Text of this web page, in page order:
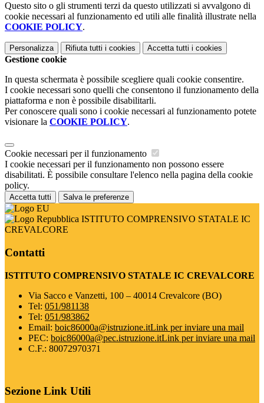
Questo sito o gli strumenti terzi da questo utilizzati si avvalgono di
cookie necessari al funzionamento ed utili alle finalità illustrate nella
COOKIE POLICY.
Personalizza Rifiuta tutti i cookies Accetta tutti i cookies
Gestione cookie
In questa schermata è possibile scegliere quali cookie consentire.
I cookie necessari sono quelli che consentono il funzionamento della
piattaforma e non è possibile disabilitarli.
Per conoscere quali sono i cookie necessari al funzionamento potete
visionare la COOKIE POLICY.
Cookie necessari per il funzionamento
I cookie necessari per il funzionamento non possono essere
disabilitati. È possibile consultare l'elenco nella pagina della cookie
policy.
Accetta tutti Salva le preferenze
ISTITUTO COMPRENSIVO STATALE IC
CREVALCORE
Contatti
ISTITUTO COMPRENSIVO STATALE IC CREVALCORE
Via Sacco e Vanzetti, 100 – 40014 Crevalcore (BO)
Tel: 051/981138
Tel: 051/983862
Email: boic86000a@istruzione.itLink per inviare una mail
PEC: boic86000a@pec.istruzione.itLink per inviare una mail
C.F.: 80072970371
Sezione Link Utili